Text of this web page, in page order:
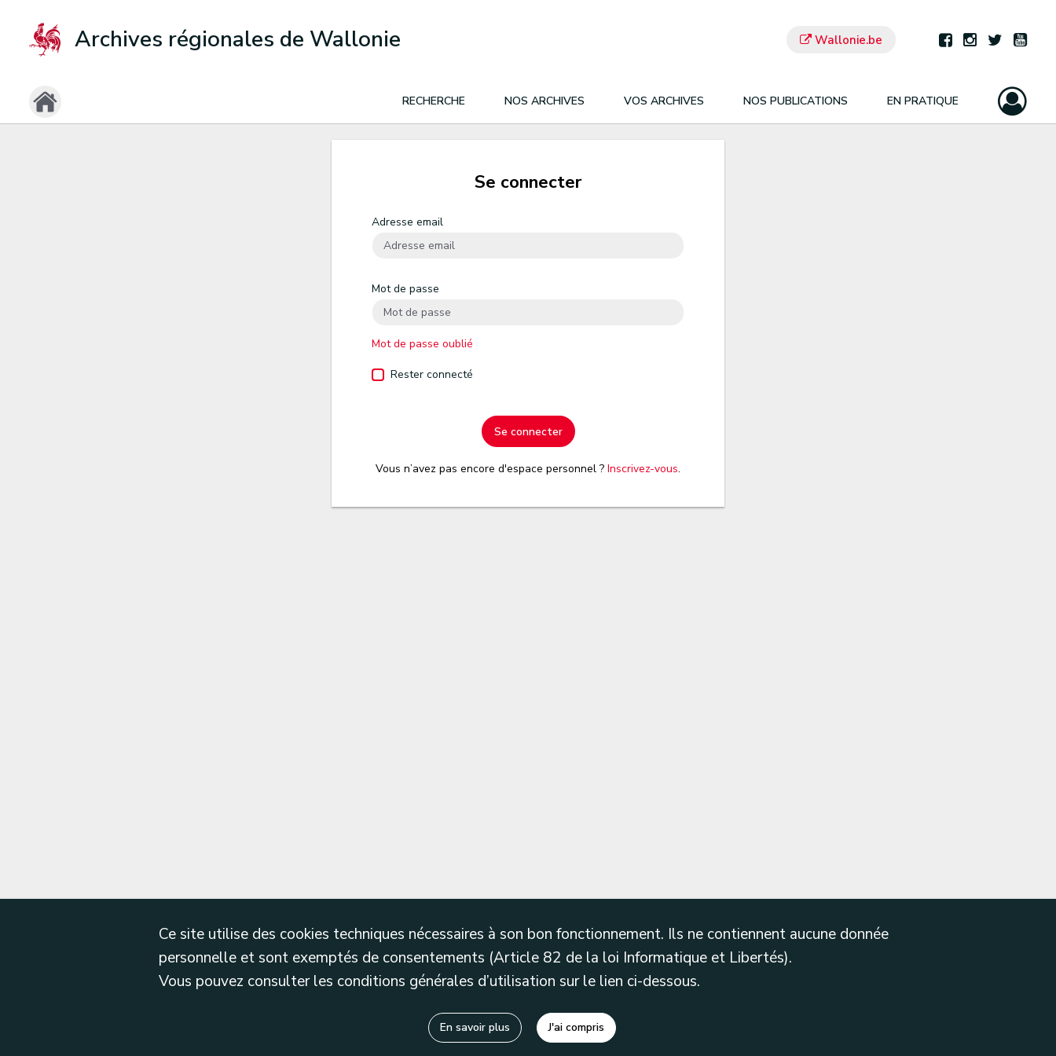
Archives régionales de Wallonie Wallonie.be
RECHERCHE NOS ARCHIVES VOS ARCHIVES NOS PUBLICATIONS EN PRATIQUE
Se connecter
Adresse email
Mot de passe
Mot de passe oublié
Rester connecté
Se connecter
Vous n’avez pas encore d'espace personnel ? Inscrivez-vous.
Ce site utilise des cookies techniques nécessaires à son bon fonctionnement. Ils ne contiennent aucune donnée
personnelle et sont exemptés de consentements (Article 82 de la loi Informatique et Libertés).
Vous pouvez consulter les conditions générales d’utilisation sur le lien ci-dessous.
En savoir plus J'ai compris